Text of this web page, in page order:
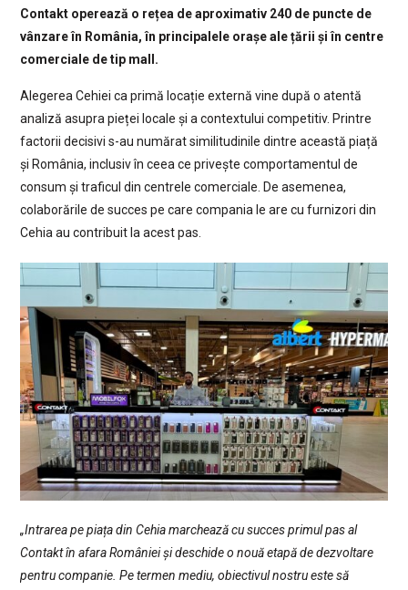
Contakt operează o rețea de aproximativ 240 de puncte de
vânzare în România, în principalele orașe ale țării și în centre
comerciale de tip mall.
Alegerea Cehiei ca primă locație externă vine după o atentă
analiză asupra pieței locale și a contextului competitiv. Printre
factorii decisivi s-au numărat similitudinile dintre această piață
și România, inclusiv în ceea ce privește comportamentul de
consum și traficul din centrele comerciale. De asemenea,
colaborările de succes pe care compania le are cu furnizori din
Cehia au contribuit la acest pas.
„Intrarea pe piața din Cehia marchează cu succes primul pas al
Contakt în afara României și deschide o nouă etapă de dezvoltare
pentru companie. Pe termen mediu, obiectivul nostru este să